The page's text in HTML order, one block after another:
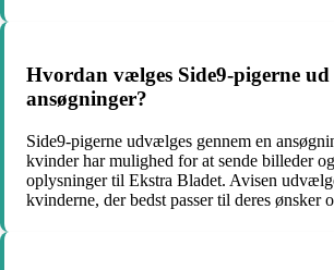
Hvordan vælges Side9-pigerne ud
ansøgninger?
Side9-pigerne udvælges gennem en
kvinder har mulighed for at sende billeder
oplysninger til Ekstra Bladet. Avisen
kvinderne, der bedst passer til deres ønsker